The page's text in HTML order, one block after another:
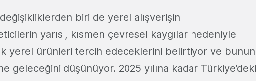
biri de yerel alışverişin
yarısı, kısmen çevresel kaygılar nedeniyle
yerel ürünleri tercih edeceklerini belirtiyor ve bunun
geleceğini düşünüyor. 2025 yılına kadar Türkiye’deki